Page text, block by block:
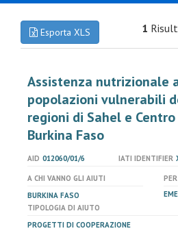
Esporta XLS 1
Assistenza nutrizionale
popolazioni vulnerabili
regioni di Sahel e
Burkina Faso
AID 012060/01/6 IATI IDENTIFIER
A CHI VANNO GLI AIUTI
BURKINA FASO
TIPOLOGIA DI AIUTO
PROGETTI DI COOPERAZIONE